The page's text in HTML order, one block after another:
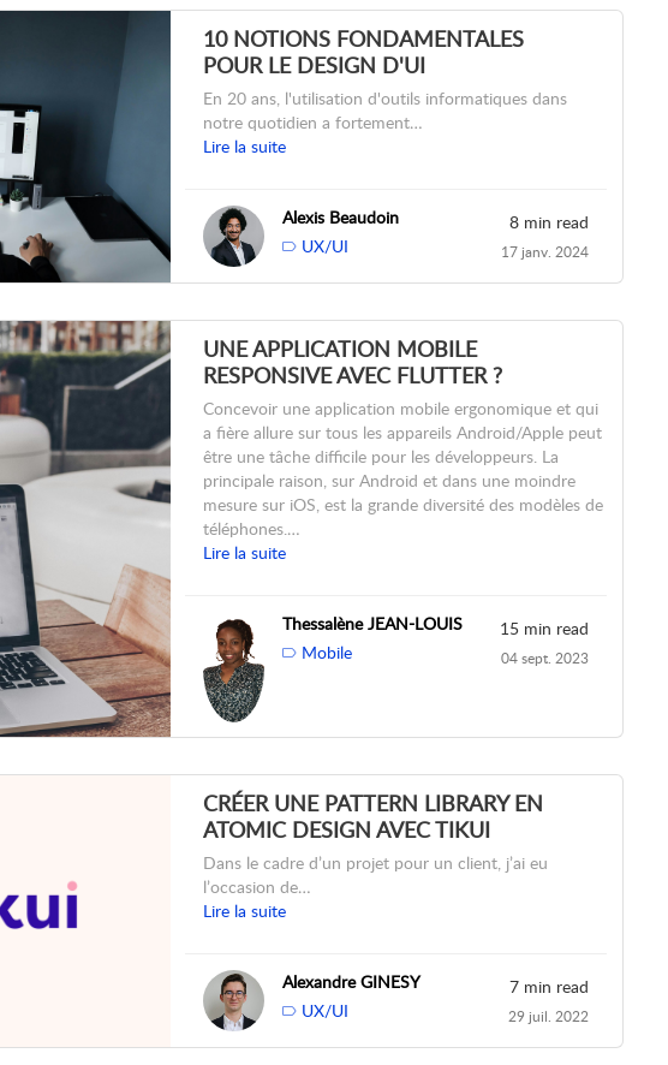
10 NOTIONS FONDAMENTALES
POUR LE DESIGN D'UI
En 20 ans, l'utilisation d'outils informatiques dans
notre quotidien a fortement…
Lire la suite
Alexis Beaudoin
UX/UI
8 min read
17 janv. 2024
UNE APPLICATION MOBILE
RESPONSIVE AVEC FLUTTER ?
Concevoir une application mobile ergonomique et qui
a fière allure sur tous les appareils Android/Apple peut
être une tâche difficile pour les développeurs. La
principale raison, sur Android et dans une moindre
mesure sur iOS, est la grande diversité des modèles de
téléphones.…
Lire la suite
Thessalène JEAN-LOUIS
Mobile
15 min read
04 sept. 2023
CRÉER UNE PATTERN LIBRARY EN
ATOMIC DESIGN AVEC TIKUI
Dans le cadre d’un projet pour un client, j’ai eu
l’occasion de…
Lire la suite
Alexandre GINESY
UX/UI
7 min read
29 juil. 2022